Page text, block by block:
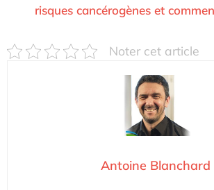
risques cancérogènes et
Noter cet article
Antoine Blanchard